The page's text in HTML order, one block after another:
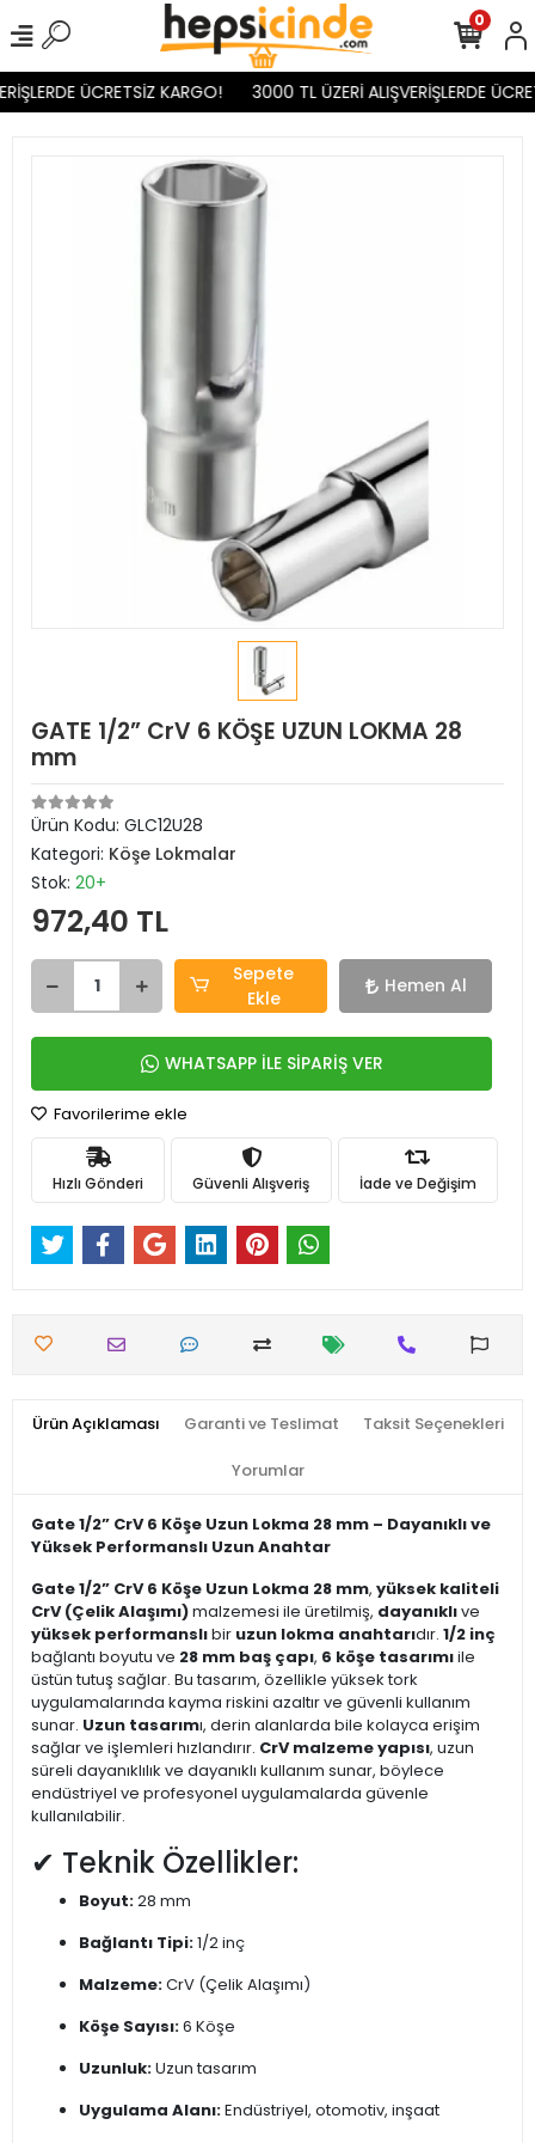
ÜCRETSİZ KARGO! 3000 TL ÜZERİ ALIŞVERİŞLERDE
0
GATE 1/2” CrV 6 KÖŞE UZUN LOKMA 28
mm
Ürün Kodu: GLC12U28
Kategori: Köşe Lokmalar
Stok: 20+
972,40 TL
Sepete
Ekle
Hemen Al
WHATSAPP İLE SİPARİŞ VER
Favorilerime ekle
Hızlı Gönderi Güvenli Alışveriş İade ve Değişim
Ürün Açıklaması Garanti ve Teslimat Taksit Seçenekleri
Yorumlar
Gate 1/2” CrV 6 Köşe Uzun Lokma 28 mm – Dayanıklı ve
Yüksek Performanslı Uzun Anahtar
Gate 1/2” CrV 6 Köşe Uzun Lokma 28 mm, yüksek kaliteli
CrV (Çelik Alaşımı)malzemesi ile üretilmiş, dayanıklıve
yüksek performanslıbir uzun lokma anahtarıdır. 1/2 inç
bağlantı boyutu ve 28 mm baş çapı, 6 köşe tasarımıile
üstün tutuş sağlar. Bu tasarım, özellikle yüksek tork
uygulamalarında kayma riskini azaltır ve güvenli kullanım
sunar. Uzun tasarımı, derin alanlarda bile kolayca erişim
sağlar ve işlemleri hızlandırır. CrV malzeme yapısı, uzun
süreli dayanıklılık ve dayanıklı kullanım sunar, böylece
endüstriyel ve profesyonel uygulamalarda güvenle
kullanılabilir.
✔ Teknik Özellikler:
Boyut:28 mm
Bağlantı Tipi:1/2 inç
Malzeme:CrV (Çelik Alaşımı)
Köşe Sayısı:6 Köşe
Uzunluk:Uzun tasarım
Uygulama Alanı:Endüstriyel, otomotiv, inşaat